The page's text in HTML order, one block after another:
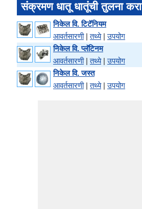
संक्रमण धातू धातूंची तुलना करा
निकेल वि. टिटॅनियम
आवर्तसारणी|तथ्ये|उपयोग
निकेल वि. प्लॅटिनम
आवर्तसारणी|तथ्ये|उपयोग
निकेल वि. जस्त
आवर्तसारणी|तथ्ये|उपयोग